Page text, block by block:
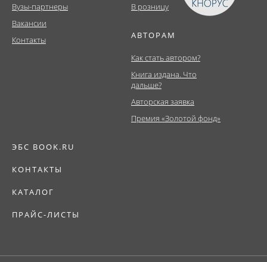
Вузы-партнеры
Вакансии
Контакты
В розницу
АВТОРАМ
Как стать автором?
Книга издана. Что
дальше?
Авторская заявка
Премия «Золотой фонд»
ЭБС BOOK.RU
КОНТАКТЫ
КАТАЛОГ
ПРАЙС-ЛИСТЫ